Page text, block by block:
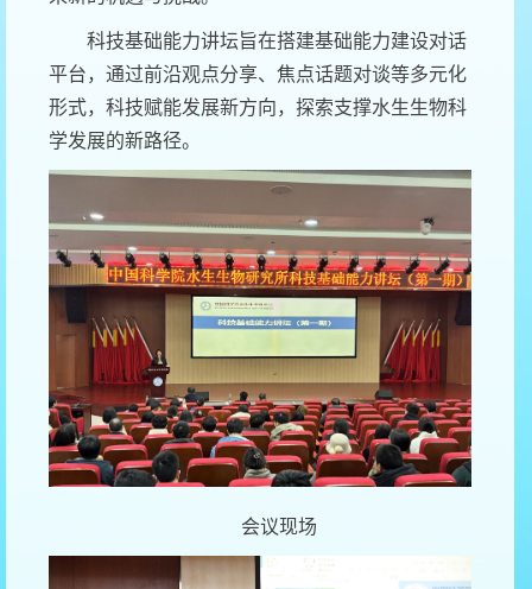
科技基础能力讲坛旨在搭建基础能力建设对话
平台，通过前沿观点分享、焦点话题对谈等多元化
形式，科技赋能发展新方向，探索支撑水生生物科
学发展的新路径。
会议现场